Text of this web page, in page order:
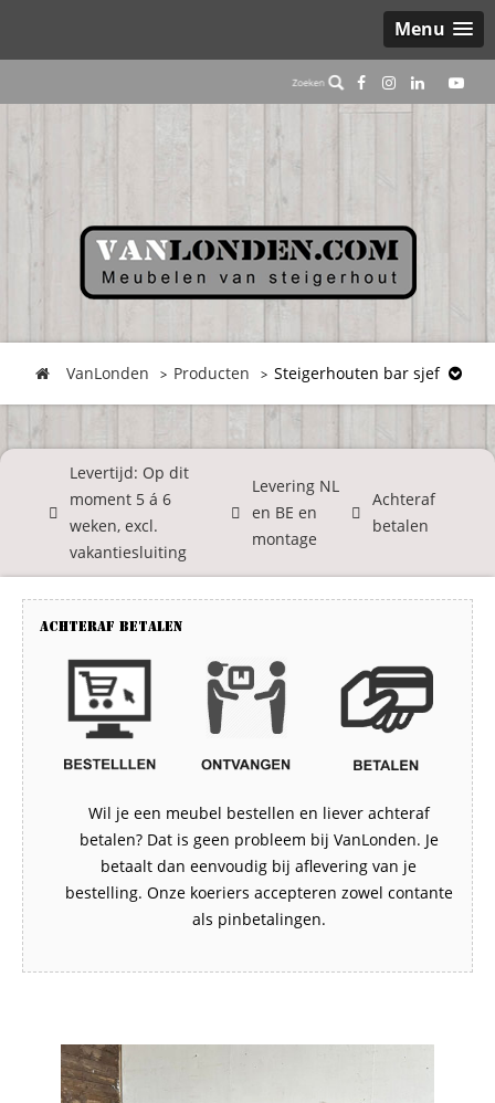
Menu
VanLonden Producten Steigerhouten bar sjef
Levertijd: Op dit
moment 5 á 6
weken, excl.
vakantiesluiting
Levering NL
en BE en
montage
Achteraf
betalen
Achteraf betalen
Wil je een meubel bestellen en liever achteraf
betalen? Dat is geen probleem bij VanLonden. Je
betaalt dan eenvoudig bij aflevering van je
bestelling. Onze koeriers accepteren zowel contante
als pinbetalingen.